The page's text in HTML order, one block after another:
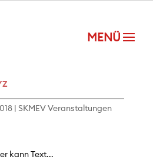
|SKMEV Veranstaltungen
kann Text...